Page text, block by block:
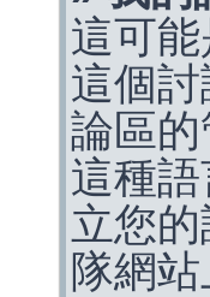
這可
這個
論區
這種
立您
隊網